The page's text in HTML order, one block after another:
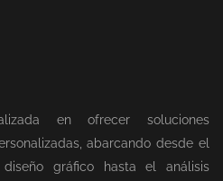
en ofrecer soluciones
abarcando desde el
gráfico hasta el análisis